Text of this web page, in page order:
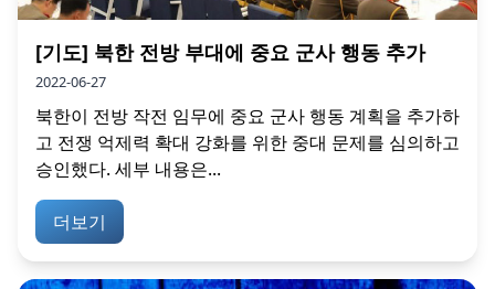
[기도] 북한 전방 부대에 중요 군사 행동 추가
2022-06-27
북한이 전방 작전 임무에 중요 군사 행동 계획을 추가하
고 전쟁 억제력 확대 강화를 위한 중대 문제를 심의하고
승인했다. 세부 내용은...
더보기